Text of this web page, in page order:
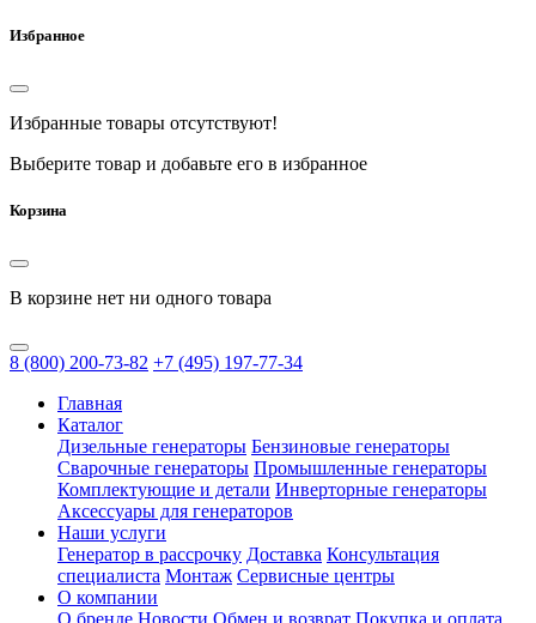
Избранное
Избранные товары отсутствуют!
Выберите товар и добавьте его в избранное
Корзина
В корзине нет ни одного товара
8 (800) 200-73-82 +7 (495) 197-77-34
Главная
Каталог
Дизельные генераторы Бензиновые генераторы
Сварочные генераторы Промышленные генераторы
Комплектующие и детали Инверторные генераторы
Аксессуары для генераторов
Наши услуги
Генератор в рассрочку Доставка Консультация
специалиста Монтаж Сервисные центры
О компании